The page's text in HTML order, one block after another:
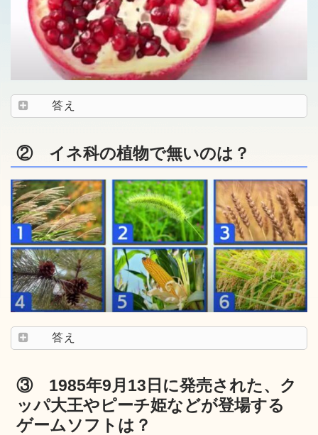
答え
② イネ科の植物で無いのは？
答え
③ 1985年9月13日に発売された、ク
ッパ大王やピーチ姫などが登場する
ゲームソフトは？